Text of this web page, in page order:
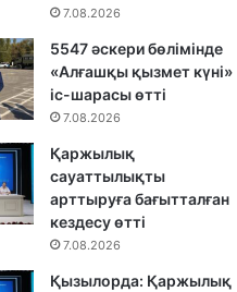
7.08.2026
5547 әскери бөлімінде
«Алғашқы қызмет күні»
іс-шарасы өтті
7.08.2026
Қаржылық
сауаттылықты
арттыруға бағытталған
кездесу өтті
7.08.2026
Қызылорда: Қаржылық